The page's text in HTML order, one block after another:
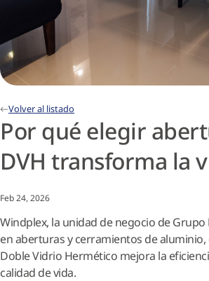
Volver al listado
Por qué elegir
DVH transforma la
Feb 24, 2026
Windplex, la unidad de negocio de Grupo
en aberturas y cerramientos de aluminio,
Doble Vidrio Hermético mejora la
calidad de vida.